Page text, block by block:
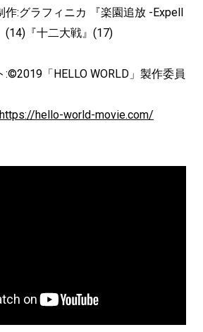
作:グラフィニカ 『楽園追放 -Expell
(14)『十二大戦』(17)
:©2019「HELLO WORLD」製作委員
https://hello-world-movie.com/